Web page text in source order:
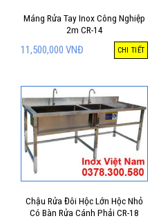
Máng Rửa Tay Inox Công Nghiệp
2m CR-14
11,500,000 VNĐ CHI TIẾT
Chậu Rửa Đôi Hộc Lớn Hộc Nhỏ
Có Bàn Rửa Cánh Phải CR-18